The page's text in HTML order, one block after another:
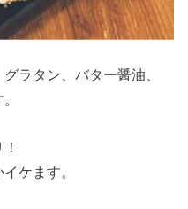
ラタン、バター醤油、
ケます。